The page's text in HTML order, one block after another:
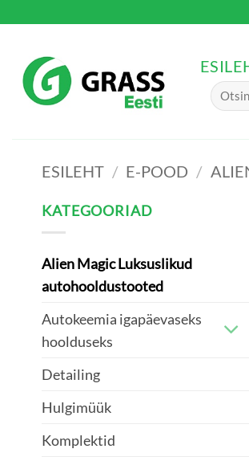
content
Otsi:
ESILEHT / E-POOD /
KATEGOORIAD
Alien Magic Luksuslikud
autohooldustooted
Autokeemia igapäevaseks
hoolduseks
Detailing
Hulgimüük
Komplektid